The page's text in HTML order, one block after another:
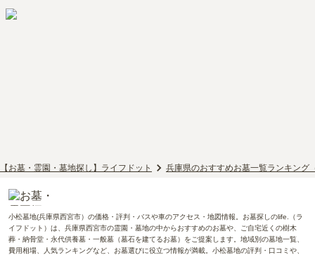
【お墓・霊園・墓地探し】ライフドット 兵庫県のおすすめお墓一覧ランキング
小松墓地(兵庫県西宮市）の価格・評判・バスや車のアクセス・地図情報。お墓探しのlife.（ラ
イフドット）は、兵庫県西宮市の霊園・墓地の中からおすすめのお墓や、ご自宅近くの樹木
葬・納骨堂・永代供養墓・一般墓（墓石を建てるお墓）をご提案します。地域別の墓地一覧、
費用相場、人気ランキングなど、お墓選びに役立つ情報が満載。小松墓地の評判・口コミや、